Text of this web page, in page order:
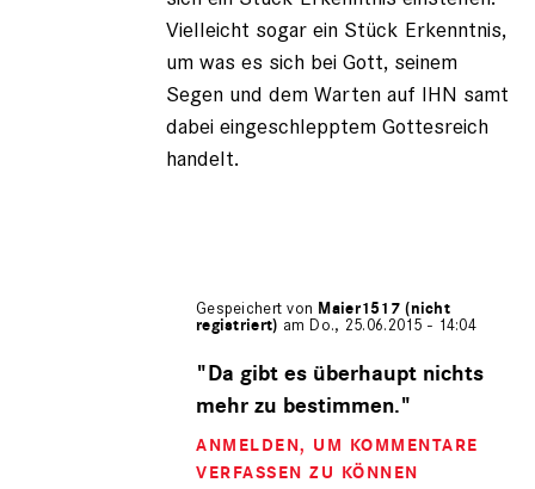
Vielleicht sogar ein Stück Erkenntnis,
um was es sich bei Gott, seinem
Segen und dem Warten auf IHN samt
dabei eingeschlepptem Gottesreich
handelt.
Gespeichert von Maier1517 (nicht
registriert) am Do., 25.06.2015 - 14:04
auf
Iwan
der
Schre…
"Da gibt es überhaupt nichts
mehr zu bestimmen."
ANMELDEN, UM KOMMENTARE
VERFASSEN ZU KÖNNEN